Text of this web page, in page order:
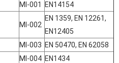
MI-001 EN14154
MI-002
EN 1359, EN 12261,
EN12405
MI-003 EN 50470, EN 62058
MI-004 EN1434